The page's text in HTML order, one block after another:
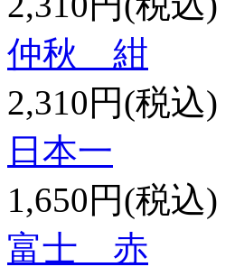
仲秋 紺
2,310円(税込)
日本一
1,650円(税込)
富士 赤